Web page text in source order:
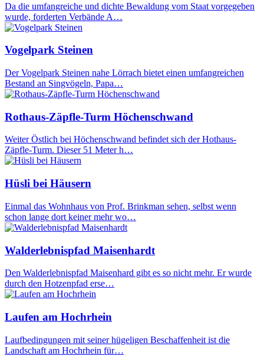
Da die umfangreiche und dichte Bewaldung vom Staat vorgegeben
wurde, forderten Verbände A…
Vogelpark Steinen
Der Vogelpark Steinen nahe Lörrach bietet einen umfangreichen
Bestand an Singvögeln, Papa…
Rothaus-Zäpfle-Turm Höchenschwand
Weiter Östlich bei Höchenschwand befindet sich der Hothaus-
Zäpfle-Turm. Dieser 51 Meter h…
Hüsli bei Häusern
Einmal das Wohnhaus von Prof. Brinkman sehen, selbst wenn
schon lange dort keiner mehr wo…
Walderlebnispfad Maisenhardt
Den Walderlebnispfad Maisenhard gibt es so nicht mehr. Er wurde
durch den Hotzenpfad erse…
Laufen am Hochrhein
Laufbedingungen mit seiner hügeligen Beschaffenheit ist die
Landschaft am Hochrhein für…